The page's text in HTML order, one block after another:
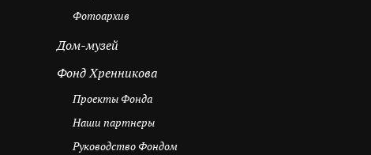
Фотоархив
Дом-музей
Фонд Хренникова
Проекты Фонда
Наши партнеры
Руководство Фондом